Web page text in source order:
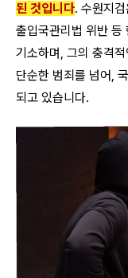
된 것입니다. 수원지
출입국관리법 위반
기소하며, 그의 충격
단순한 범죄를 넘어,
되고 있습니다.